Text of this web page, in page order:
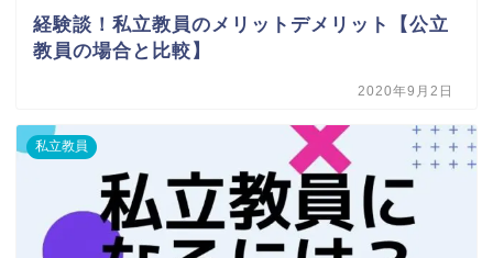
経験談！私立教員のメリットデメリット【公立
教員の場合と比較】
2020年9月2日
私立教員